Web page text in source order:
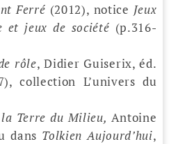
Ferré (2012), notice Jeux
et jeux de société (p.316-
rôle, Didier Guiserix, éd.
collection L’univers du
Terre du Milieu, Antoine
dans Tolkien Aujourd’hui,